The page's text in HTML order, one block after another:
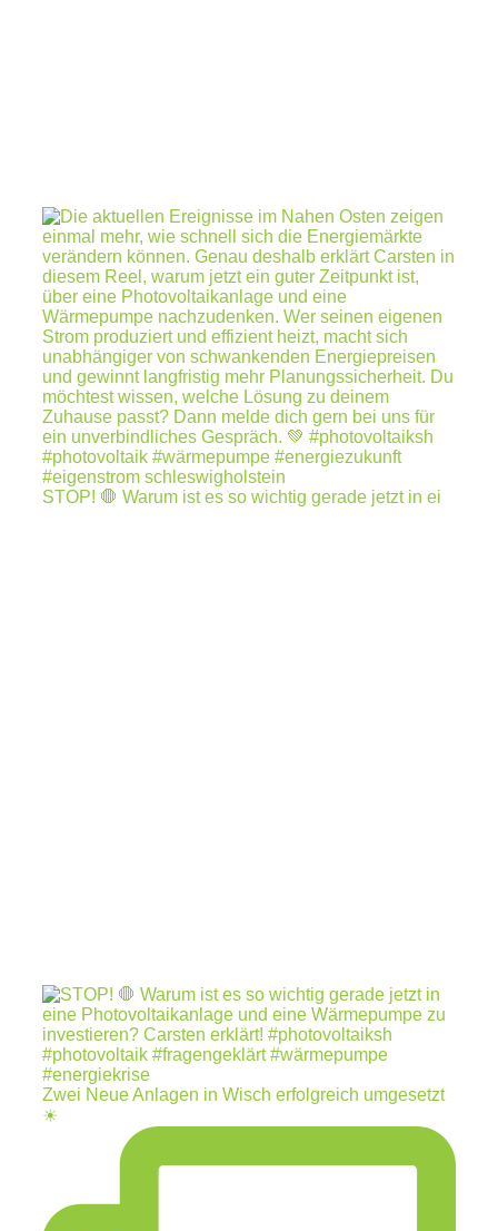
STOP! 🛑 Warum ist es so wichtig gerade jetzt in ei
Zwei Neue Anlagen in Wisch erfolgreich umgesetzt
☀